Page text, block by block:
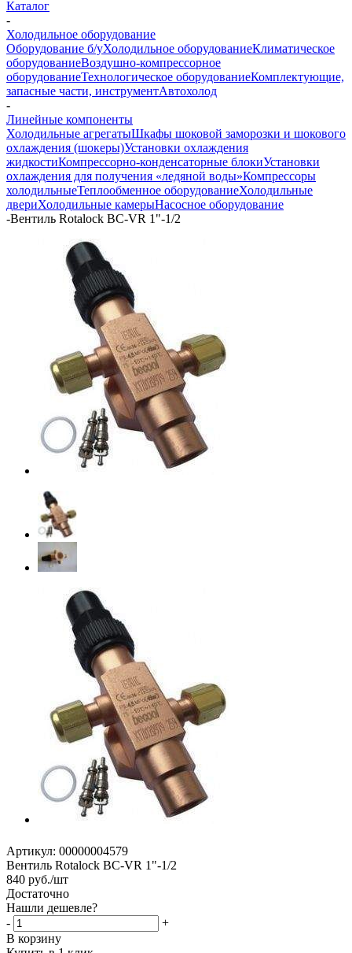
Каталог
-
Холодильное оборудование
Оборудование б/уХолодильное оборудованиеКлиматическое
оборудованиеВоздушно-компрессорное
оборудованиеТехнологическое оборудованиеКомплектующие,
запасные части, инструментАвтохолод
-
Линейные компоненты
Холодильные агрегатыШкафы шоковой заморозки и шокового
охлаждения (шокеры)Установки охлаждения
жидкостиКомпрессорно-конденсаторные блокиУстановки
охлаждения для получения «ледяной воды»Компрессоры
холодильныеТеплообменное оборудованиеХолодильные
двериХолодильные камерыНасосное оборудование
-Вентиль Rotalock BC-VR 1"-1/2
Артикул: 00000004579
Вентиль Rotalock BC-VR 1"-1/2
840 руб./шт
Достаточно
Нашли дешевле?
-
+
В корзину